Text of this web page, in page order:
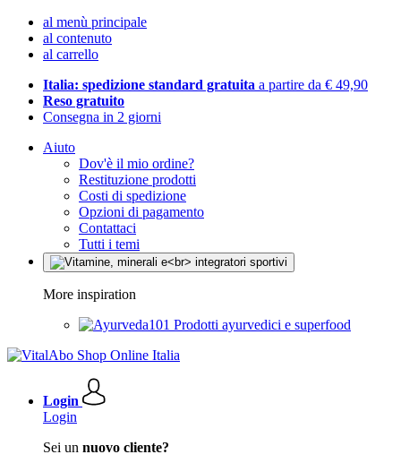
al menù principale
al contenuto
al carrello
Italia: spedizione standard gratuita a partire da € 49,90
Reso gratuito
Consegna in 2 giorni
Aiuto
Dov'è il mio ordine?
Restituzione prodotti
Costi di spedizione
Opzioni di pagamento
Contattaci
Tutti i temi
More inspiration
Prodotti ayurvedici e superfood
Login
Login
Sei un nuovo cliente?